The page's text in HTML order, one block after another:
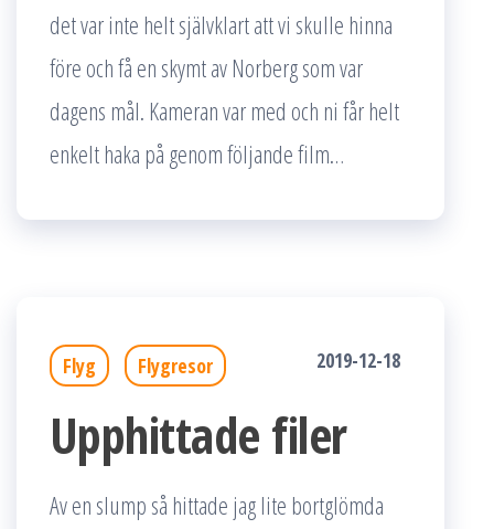
det var inte helt självklart att vi skulle hinna
före och få en skymt av Norberg som var
dagens mål. Kameran var med och ni får helt
enkelt haka på genom följande film…
Flyg Flygresor 2019-12-18
Upphittade filer
Av en slump så hittade jag lite bortglömda